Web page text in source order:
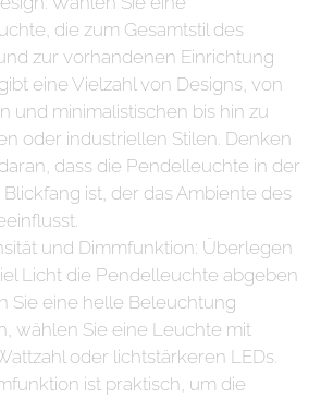
die zum Gesamtstil des
zur vorhandenen Einrichtung
eine Vielzahl von Designs, von
und minimalistischen bis hin zu
oder industriellen Stilen. Denken
dass die Pendelleuchte in der
Blickfang ist, der das Ambiente des
und Dimmfunktion: Überlegen
Licht die Pendelleuchte abgeben
Sie eine helle Beleuchtung
wählen Sie eine Leuchte mit
oder lichtstärkeren LEDs.
ist praktisch, um die